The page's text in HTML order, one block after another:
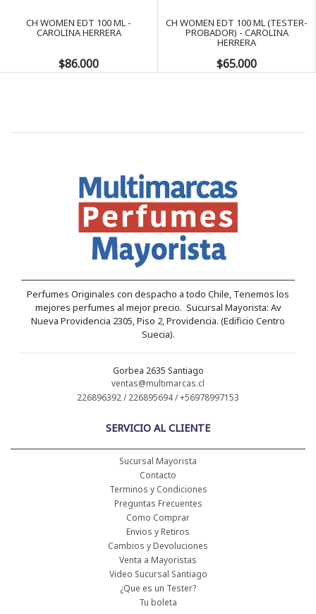
CH WOMEN EDT 100 ML -
CAROLINA HERRERA
$86.000
CH WOMEN EDT 100 ML (TESTER-
PROBADOR) - CAROLINA
HERRERA
$65.000
Perfumes Originales con despacho a todo Chile, Tenemos los
mejores perfumes al mejor precio. Sucursal Mayorista: Av
Nueva Providencia 2305, Piso 2, Providencia. (Edificio Centro
Suecia).
Gorbea 2635 Santiago
ventas@multimarcas.cl
226896392 / 226895694 / +56978997153
SERVICIO AL CLIENTE
Sucursal Mayorista
Contacto
Terminos y Condiciones
Preguntas Frecuentes
Como Comprar
Envios y Retiros
Cambios y Devoluciones
Venta a Mayoristas
Video Sucursal Santiago
¿Que es un Tester?
Tu boleta